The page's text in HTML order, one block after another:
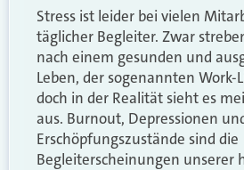
Stress ist leider bei vielen
täglicher Begleiter. Zwar
nach einem gesunden und
Leben, der sogenannten Work-
doch in der Realität sieht es
aus. Burnout, Depressionen
Erschöpfungszustände sind die
Begleiterscheinungen unserer